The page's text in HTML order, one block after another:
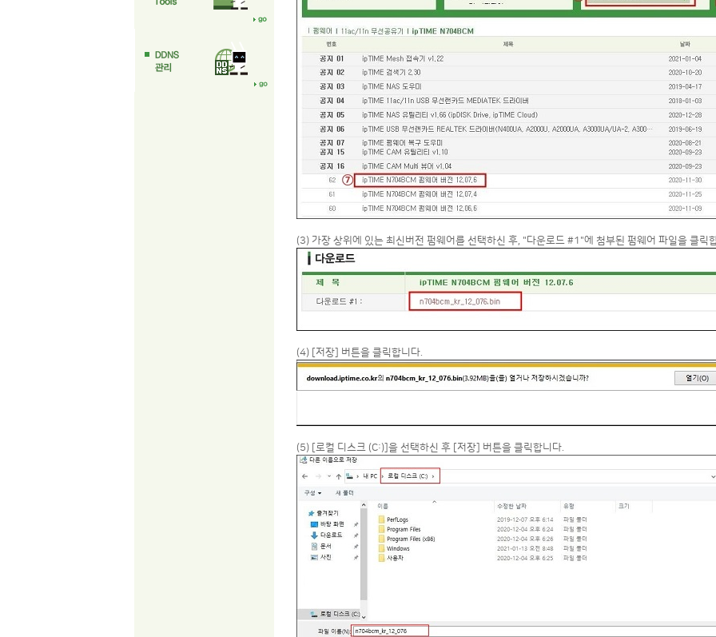
(3) 가장 상위에 있는 최신버전 펌웨어를 선택하신 후, "다운로드 #1"에 첨부된 펌웨어 파일을 클릭
(4) [저장] 버튼을 클릭합니다.
(5) [로컬 디스크 (C:)]을 선택하신 후 [저장] 버튼을 클릭합니다.